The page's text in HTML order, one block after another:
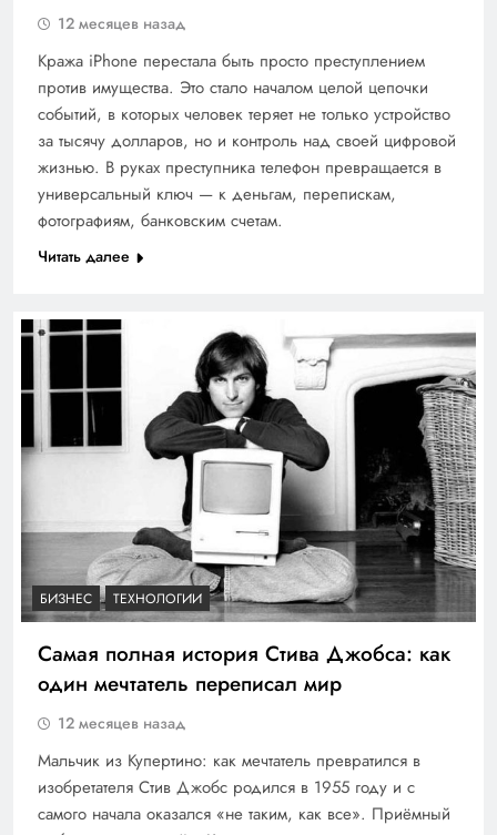
12 месяцев назад
Кража iPhone перестала быть просто преступлением
против имущества. Это стало началом целой цепочки
событий, в которых человек теряет не только устройство
за тысячу долларов, но и контроль над своей цифровой
жизнью. В руках преступника телефон превращается в
универсальный ключ — к деньгам, перепискам,
фотографиям, банковским счетам.
Читать далее
БИЗНЕС ТЕХНОЛОГИИ
Самая полная история Стива Джобса: как
один мечтатель переписал мир
12 месяцев назад
Мальчик из Купертино: как мечтатель превратился в
изобретателя Стив Джобс родился в 1955 году и с
самого начала оказался «не таким, как все». Приёмный